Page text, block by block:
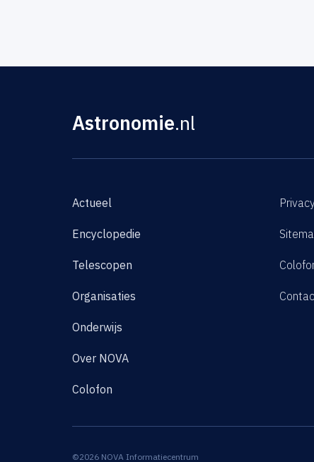
Astronomie.nl
Actueel
Encyclopedie
Telescopen
Organisaties
Onderwijs
Over NOVA
Colofon
©2026 NOVA Informatiecentrum